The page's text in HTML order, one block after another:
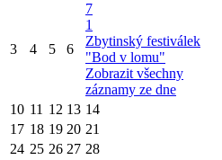
3 4 5 6
7
1
Zbytinský festiválek
"Bod v lomu"
Zobrazit všechny
záznamy ze dne
10 11 12 13 14
17 18 19 20 21
24 25 26 27 28